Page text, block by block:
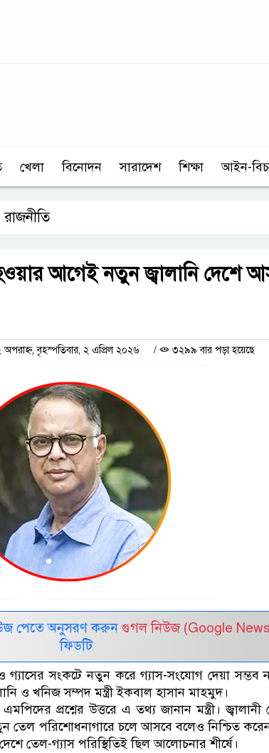
খেলা বিনোদন সারাদেশ শিক্ষা আইন-
আগেই নতুন জ্বালানি দেশে
বৃহস্পতিবার, ২ এপ্রিল ২০২৬ / ৩২৯৯ বার পড়া হয়েছে
পেতে অনুসরণ করুন গুগল নিউজ (Google
ফিডটি
গ্যাসের সংকটে নতুন করে গ্যাস-সংযোগ দেয়া সম্ভব
ও খনিজ সম্পদ মন্ত্রী ইকবাল হাসান মাহমুদ।
প্রশ্নের উত্তরে এ তথ্য জানান মন্ত্রী। জ্বালানী
তেল পরিশোধনাগারে চলে আসবে বলেও নিশ্চিত করেন
তেল-গ্যাস পরিস্থিতিই ছিল আলোচনার শীর্ষে।